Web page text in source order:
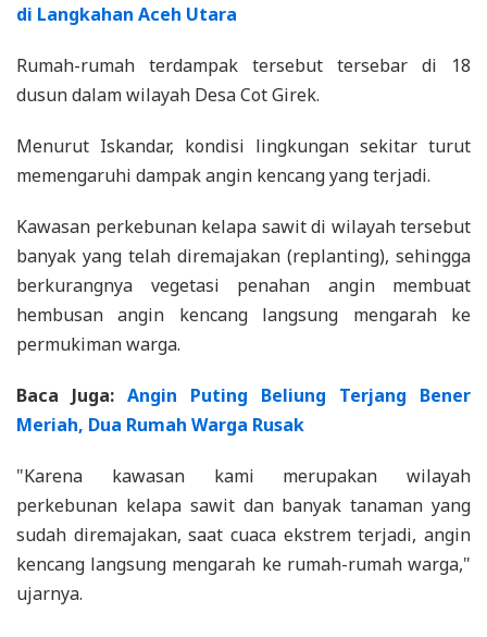
di Langkahan Aceh Utara
Rumah-rumah terdampak tersebut tersebar di 18
dusun dalam wilayah Desa Cot Girek.
Menurut Iskandar, kondisi lingkungan sekitar turut
memengaruhi dampak angin kencang yang terjadi.
Kawasan perkebunan kelapa sawit di wilayah tersebut
banyak yang telah diremajakan (replanting), sehingga
berkurangnya vegetasi penahan angin membuat
hembusan angin kencang langsung mengarah ke
permukiman warga.
Baca Juga: Angin Puting Beliung Terjang Bener
Meriah, Dua Rumah Warga Rusak
"Karena kawasan kami merupakan wilayah
perkebunan kelapa sawit dan banyak tanaman yang
sudah diremajakan, saat cuaca ekstrem terjadi, angin
kencang langsung mengarah ke rumah-rumah warga,"
ujarnya.